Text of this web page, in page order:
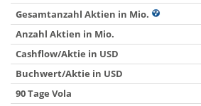
Gesamtanzahl Aktien in Mio.
Anzahl Aktien in Mio.
Cashflow/Aktie in USD
Buchwert/Aktie in USD
90 Tage Vola